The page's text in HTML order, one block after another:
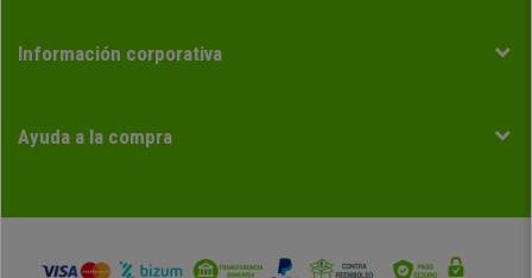
Información corporativa
Ayuda a la compra